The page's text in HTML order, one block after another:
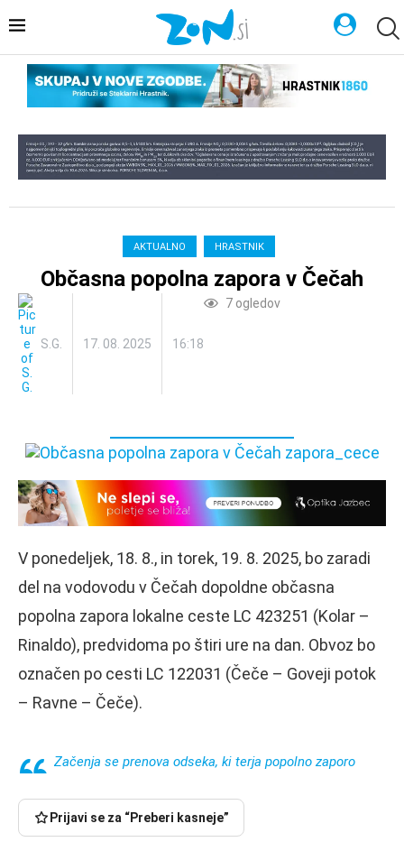
AKTUALNO HRASTNIK
Občasna popolna zapora v Čečah
S.G. 17. 08. 2025 16:18
7 ogledov
V ponedeljek, 18. 8., in torek, 19. 8. 2025, bo zaradi
del na vodovodu v Čečah dopoldne občasna
popolna zapora lokalne ceste LC 423251 (Kolar –
Rinaldo), predvidoma po štiri ure na dan. Obvoz bo
označen po cesti LC 122031 (Čeče – Goveji potok
– Ravne – Čeče).
Začenja se prenova odseka, ki terja popolno zaporo
Prijavi se za “Preberi kasneje”